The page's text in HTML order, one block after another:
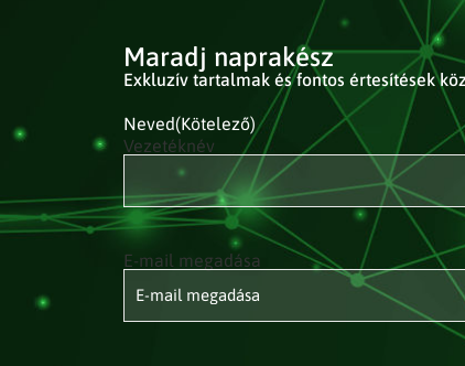
Maradj naprakész
Exkluzív tartalmak és fontos értesítések
Neved(Kötelező)
Vezetéknév
E-mail
címed(Kötelező)
E-mail megadása